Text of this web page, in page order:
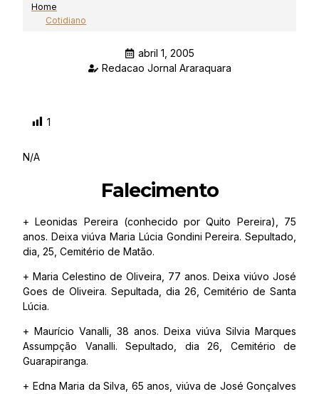
Home
Cotidiano
abril 1, 2005
Redacao Jornal Araraquara
1
N/A
Falecimento
+ Leonidas Pereira (conhecido por Quito Pereira), 75
anos. Deixa viúva Maria Lúcia Gondini Pereira. Sepultado,
dia, 25, Cemitério de Matão.
+ Maria Celestino de Oliveira, 77 anos. Deixa viúvo José
Goes de Oliveira. Sepultada, dia 26, Cemitério de Santa
Lúcia.
+ Maurício Vanalli, 38 anos. Deixa viúva Silvia Marques
Assumpção Vanalli. Sepultado, dia 26, Cemitério de
Guarapiranga.
+ Edna Maria da Silva, 65 anos, viúva de José Gonçalves